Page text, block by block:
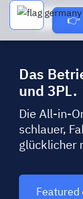
Demo👉
Das
und 3PL.
Die All-in-
schlauer,
glücklicher
Featured